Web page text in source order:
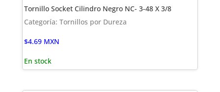
Tornillo Socket Cilindro Negro NC- 3-48 X 3/8
Categoría: Tornillos por Dureza
$4.69 MXN
En stock